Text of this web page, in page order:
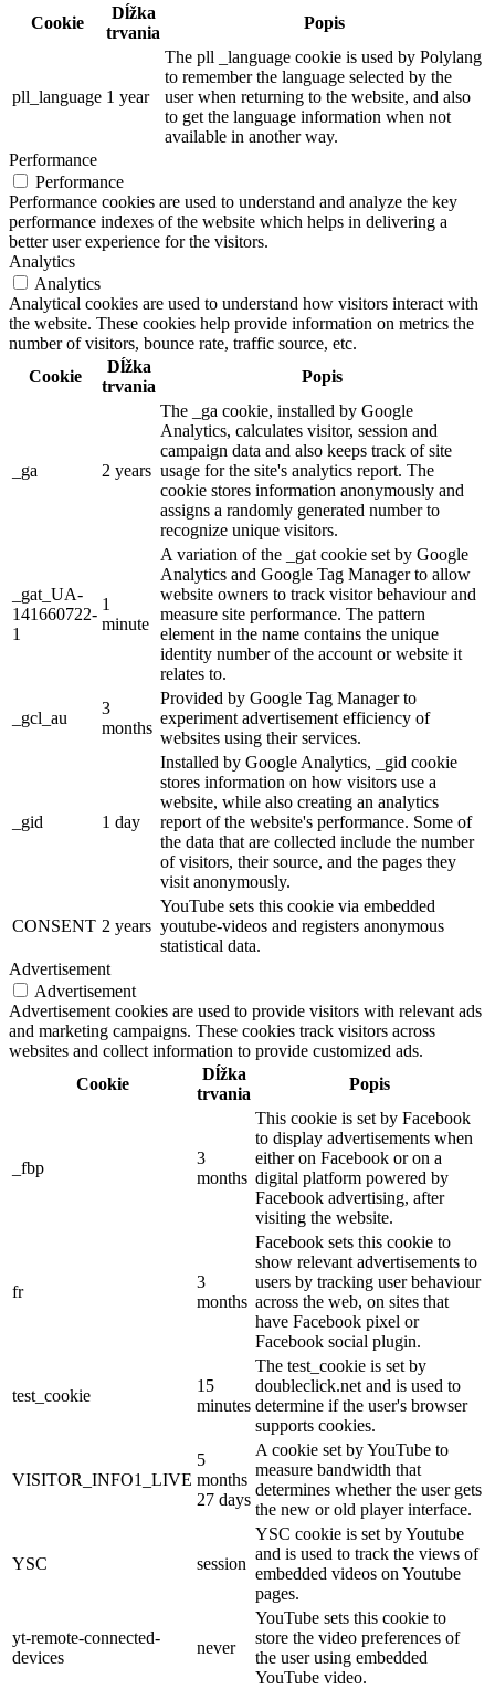
Cookie
Dĺžka
trvania
Popis
pll_language 1 year
The pll _language cookie is used by Polylang
to remember the language selected by the
user when returning to the website, and also
to get the language information when not
available in another way.
Performance
Performance
Performance cookies are used to understand and analyze the key
performance indexes of the website which helps in delivering a
better user experience for the visitors.
Analytics
Analytics
Analytical cookies are used to understand how visitors interact with
the website. These cookies help provide information on metrics the
number of visitors, bounce rate, traffic source, etc.
Cookie
Dĺžka
trvania
Popis
_ga 2 years
The _ga cookie, installed by Google
Analytics, calculates visitor, session and
campaign data and also keeps track of site
usage for the site's analytics report. The
cookie stores information anonymously and
assigns a randomly generated number to
recognize unique visitors.
_gat_UA-
141660722-
1
1
minute
A variation of the _gat cookie set by Google
Analytics and Google Tag Manager to allow
website owners to track visitor behaviour and
measure site performance. The pattern
element in the name contains the unique
identity number of the account or website it
relates to.
_gcl_au
3
months
Provided by Google Tag Manager to
experiment advertisement efficiency of
websites using their services.
_gid 1 day
Installed by Google Analytics, _gid cookie
stores information on how visitors use a
website, while also creating an analytics
report of the website's performance. Some of
the data that are collected include the number
of visitors, their source, and the pages they
visit anonymously.
CONSENT 2 years
YouTube sets this cookie via embedded
youtube-videos and registers anonymous
statistical data.
Advertisement
Advertisement
Advertisement cookies are used to provide visitors with relevant ads
and marketing campaigns. These cookies track visitors across
websites and collect information to provide customized ads.
Cookie
Dĺžka
trvania
Popis
_fbp
3
months
This cookie is set by Facebook
to display advertisements when
either on Facebook or on a
digital platform powered by
Facebook advertising, after
visiting the website.
fr
3
months
Facebook sets this cookie to
show relevant advertisements to
users by tracking user behaviour
across the web, on sites that
have Facebook pixel or
Facebook social plugin.
test_cookie
15
minutes
The test_cookie is set by
doubleclick.net and is used to
determine if the user's browser
supports cookies.
VISITOR_INFO1_LIVE
5
months
27 days
A cookie set by YouTube to
measure bandwidth that
determines whether the user gets
the new or old player interface.
YSC session
YSC cookie is set by Youtube
and is used to track the views of
embedded videos on Youtube
pages.
yt-remote-connected-
devices
never
YouTube sets this cookie to
store the video preferences of
the user using embedded
YouTube video.